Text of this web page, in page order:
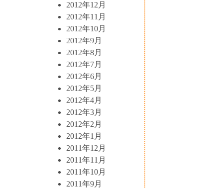
2012年12月
2012年11月
2012年10月
2012年9月
2012年8月
2012年7月
2012年6月
2012年5月
2012年4月
2012年3月
2012年2月
2012年1月
2011年12月
2011年11月
2011年10月
2011年9月